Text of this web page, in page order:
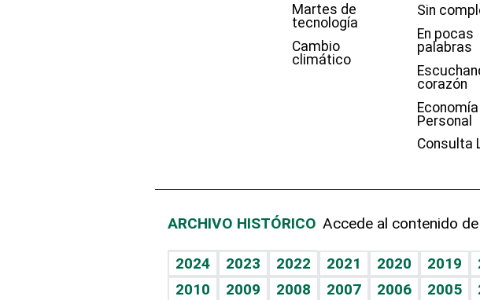
Martes de
tecnología
Cambio
climático
Sin
En pocas
palabras
corazón
Economía
Personal
Consulta
ARCHIVO HISTÓRICO Accede al contenido
2024 2023 2022 2021 2020 2019
2010
2009 2008 2007 2006 2005